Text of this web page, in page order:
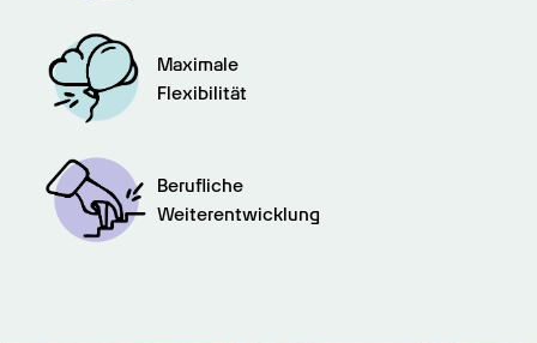
Maximale
Flexibilität
Berufliche
Weiterentwicklung